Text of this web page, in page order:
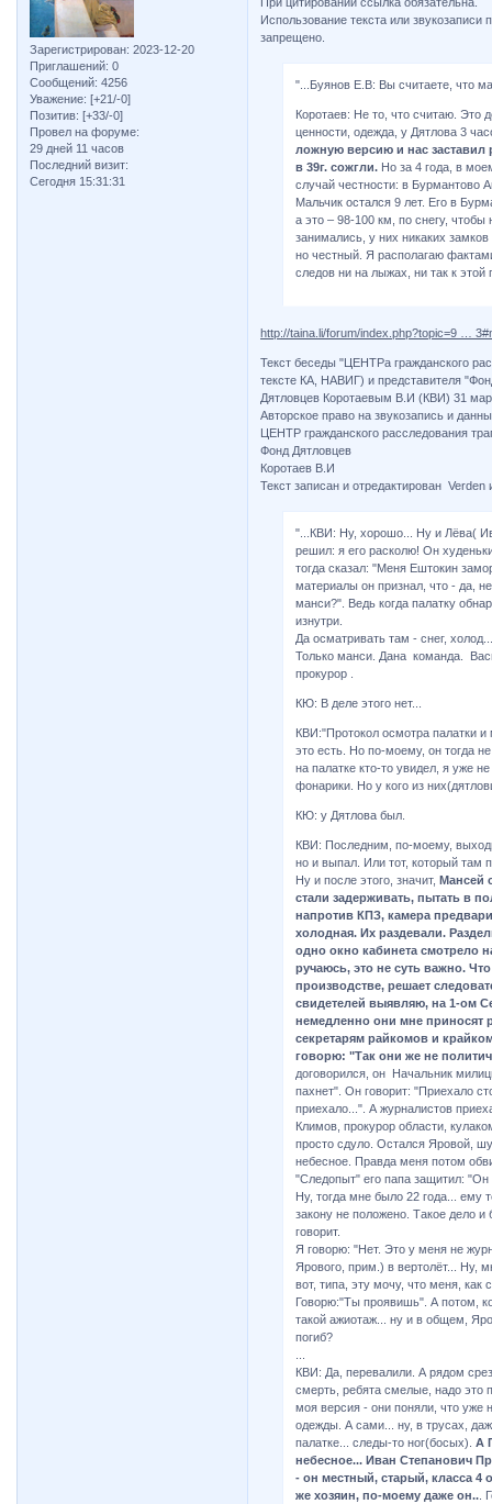
Зарегистрирован: 2023-12-20
Приглашений: 0
Сообщений: 4256
Уважение: [+21/-0]
Позитив: [+33/-0]
Провел на форуме:
29 дней 11 часов
Последний визит:
Сегодня 15:31:31
Использование текста или
запрещено.
"...Буянов Е.В: Вы считаете, что
Коротаев: Не то, что считаю. Это
ценности, одежда, у Дятлова 3
ложную версию и нас заставил
в 39г. сожгли. Но за 4 года, в
случай честности: в Бурмантово
Мальчик остался 9 лет. Его в
а это – 98-100 км, по снегу,
занимались, у них никаких
но честный. Я располагаю
следов ни на лыжах, ни так к этой
http://taina.li/forum/index.php?topic=9 …
Текст беседы "ЦЕНТРа гражданского
тексте КА, НАВИГ) и представителя
Дятловцев Коротаевым В.И (КВИ) 31
Авторское право на звукозапись и
ЦЕНТР гражданского расследования
Фонд Дятловцев
Коротаев В.И
Текст записан и отредактирован
"...КВИ: Ну, хорошо... Ну и Лёва(
решил: я его расколю! Он
тогда сказал: "Меня Ештокин
материалы он признал, что - да,
манси?". Ведь когда палатку
изнутри.
Да осматривать там - снег,
Только манси. Дана команда.
прокурор .
КЮ: В деле этого нет...
КВИ:"Протокол осмотра палатки
это есть. Но по-моему, он тогда
на палатке кто-то увидел, я уже
фонарики. Но у кого из
КЮ: у Дятлова был.
КВИ: Последним, по-моему,
но и выпал. Или тот, который там
Ну и после этого, значит, Мансей
стали задерживать, пытать в
напротив КПЗ, камера
холодная. Их раздевали.
одно окно кабинета смотрело
ручаюсь, это не суть важно.
производстве, решает
свидетелей выявляю, на 1-ом
немедленно они мне приносят
секретарям райкомов и
говорю: "Так они же не
договорился, он Начальник
пахнет". Он говорит: "Приехало
приехало...". А журналистов
Климов, прокурор области,
просто сдуло. Остался Яровой,
небесное. Правда меня потом
"Следопыт" его папа защитил: "Он
Ну, тогда мне было 22 года... ему
закону не положено. Такое дело
говорит.
Я говорю: "Нет. Это у меня не
Ярового, прим.) в вертолёт... Ну,
вот, типа, эту мочу, что меня, как
Говорю:"Ты проявишь". А потом,
такой ажиотаж... ну и в общем,
погиб?
КВИ: Да, перевалили. А рядом
смерть, ребята смелые, надо это
моя версия - они поняли, что уже
одежды. А сами... ну, в трусах,
палатке... следы-то ног(босых). А
небесное... Иван Степанович
- он местный, старый, класса 4
же хозяин, по-моему даже он...